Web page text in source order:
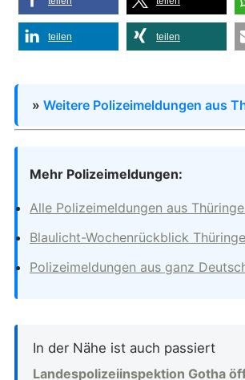
teilen teilen
» Weitere Polizeimeldungen aus
Mehr Polizeimeldungen:
Alle Polizeimeldungen aus
Blaulicht-Wochenrückblick
Polizeimeldungen aus ganz
In der Nähe ist auch passiert
Landespolizeiinspektion Gotha